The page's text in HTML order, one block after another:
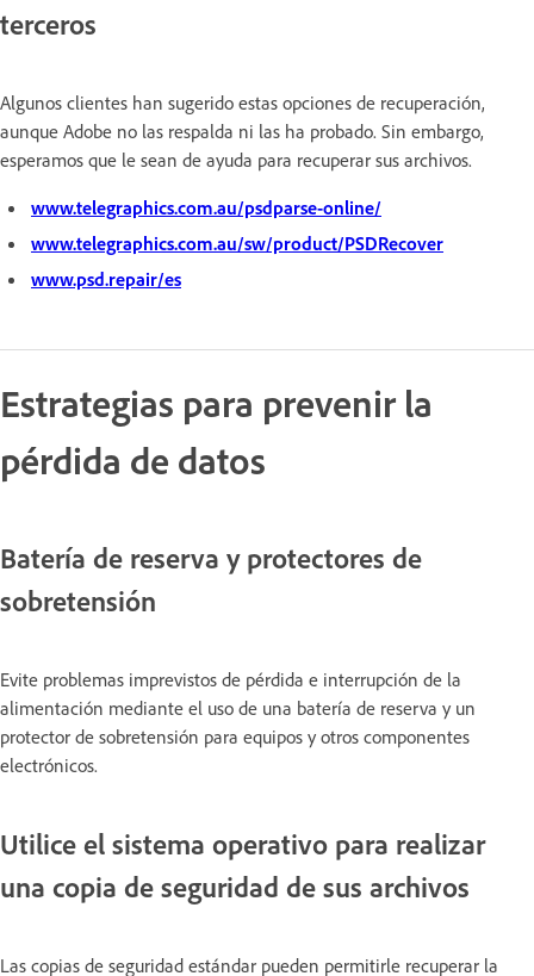
terceros
Algunos clientes han sugerido estas opciones de recuperación,
aunque Adobe no las respalda ni las ha probado. Sin embargo,
esperamos que le sean de ayuda para recuperar sus archivos.
www.telegraphics.com.au/psdparse-online/
www.telegraphics.com.au/sw/product/PSDRecover
www.psd.repair/es
Estrategias para prevenir la
pérdida de datos
Batería de reserva y protectores de
sobretensión
Evite problemas imprevistos de pérdida e interrupción de la
alimentación mediante el uso de una batería de reserva y un
protector de sobretensión para equipos y otros componentes
electrónicos.
Utilice el sistema operativo para realizar
una copia de seguridad de sus archivos
Las copias de seguridad estándar pueden permitirle recuperar la